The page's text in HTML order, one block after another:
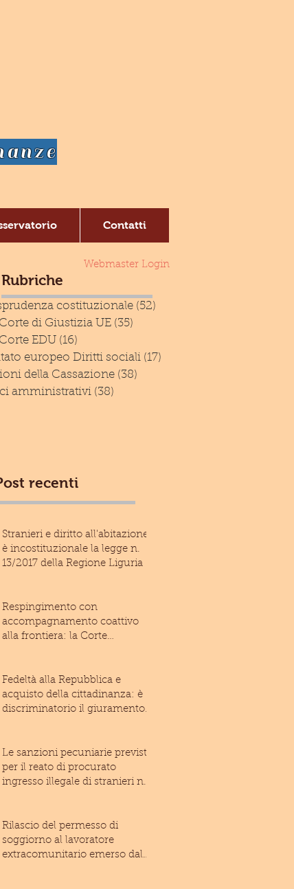
Contatti
Rubriche
costituzionale (52)
di Giustizia UE (35)
EDU (16)
europeo Diritti sociali (17)
della Cassazione (38)
amministrativi (38)
recenti
Stranieri e diritto all'abitazione:
è incostituzionale la legge n.
13/2017 della Regione Liguria
Respingimento con
accompagnamento coattivo
alla frontiera: la Corte
Fedeltà alla Repubblica e
acquisto della cittadinanza: è
discriminatorio il giuramento
Le sanzioni pecuniarie previste
per il reato di procurato
ingresso illegale di stranieri nel
Rilascio del permesso di
soggiorno al lavoratore
extracomunitario emerso dal
Webmaster Login